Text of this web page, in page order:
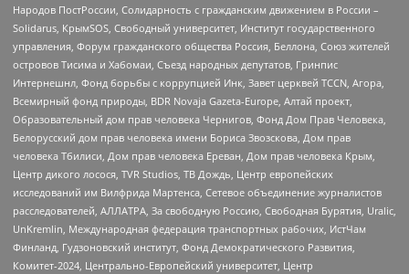
Народов ПостРоссии, Солидарность с гражданским движением в России –
Solidarus, КрымSOS, Свободный университет, Институт государственного
управления, Форум гражданского общества Россия, Беллона, Союз жителей
островов Тисима и Хабомаи, Съезд народных депутатов, Гринпис
Интернешнл, Фонд борьбы с коррупцией Инк, Завет церквей TCCN, Агора,
Всемирный фонд природы, BDR Novaja Gazeta-Europe, Алтай проект,
Образовательный дом прав человека Чернигов, Фонд Дом Прав Человека,
Белорусский дом прав человека имени Бориса Звозскова, Дом прав
человека Тбилиси, Дом прав человека Ереван, Дом прав человека Крым,
Центр дикого лосося, TVR Studios, ТВ Дождь, Центр европейских
исследований им Вилфрида Мартенса, Сетевое объединение журналистов
расследователей, АЛЛАТРА, За свободную Россию, Свободная Бурятия, Uralic,
UnKremlin, Международная федерация транспортных рабочих, ИстЧам
Финланд, Гудзоновский институт, Фонд Демократического Развития,
Комитет-2024, Центрально-Европейский университет, Центр